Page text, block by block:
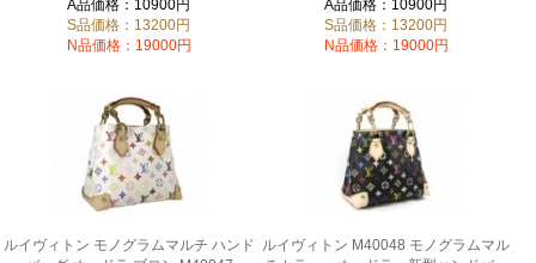
A品価格：10900円
S品価格：13200円
N品価格：19000円
A品価格：10900円
S品価格：13200円
N品価格：19000円
ルイヴィトン モノグラムマルチ ハンド ルイヴィトン M40048 モノグラムマル